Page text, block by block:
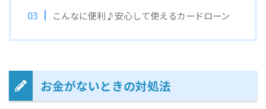
こんなに便利♪安心して使えるカードローン
お金がないときの対処法